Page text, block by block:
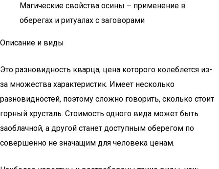
Магические свойства осины – применение в
оберегах и ритуалах с заговорами
Описание и виды
Это разновидность кварца, цена которого колеблется из-
за множества характеристик. Имеет несколько
разновидностей, поэтому сложно говорить, сколько стоит
горный хрусталь. Стоимость одного вида может быть
заоблачной, а другой станет доступным оберегом по
совершенно не значащим для человека ценам.